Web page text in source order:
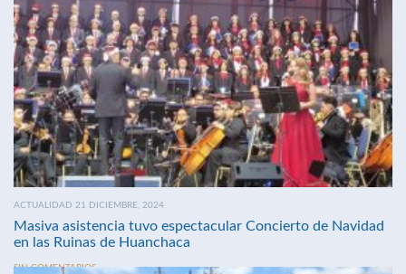
ACTUALIDAD 21 DICIEMBRE, 2024
Masiva asistencia tuvo espectacular Concierto de Navidad
en las Ruinas de Huanchaca
SIN COMENTARIOS